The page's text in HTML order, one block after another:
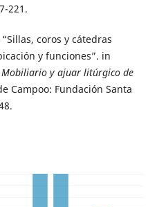
221.
“Sillas, coros y cátedras
y funciones”. in
Mobiliario y ajuar litúrgico de
Campoo: Fundación Santa